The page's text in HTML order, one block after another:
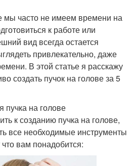
часто не имеем времени на
к работе или
вид всегда остается
привлекательно, даже
В этой статье я расскажу
создать пучок на голове за 5
пучка на голове
к созданию пучка на голове,
все необходимые инструменты
вам понадобится: